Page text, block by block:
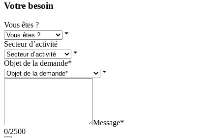
Votre besoin
Vous êtes ?
Secteur d’activité
Objet de la demande*
Message*
0/2500